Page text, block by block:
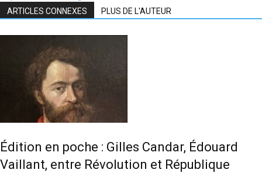
ARTICLES CONNEXES PLUS DE L'AUTEUR
Édition en poche : Gilles Candar, Édouard
Vaillant, entre Révolution et République